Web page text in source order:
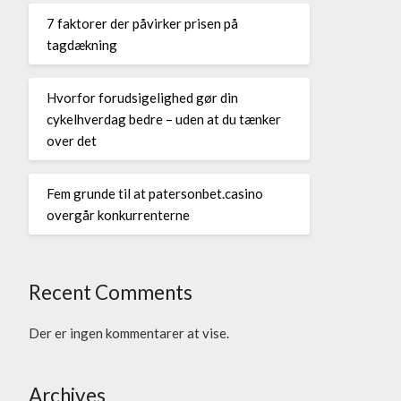
7 faktorer der påvirker prisen på
tagdækning
Hvorfor forudsigelighed gør din
cykelhverdag bedre – uden at du tænker
over det
Fem grunde til at patersonbet.casino
overgår konkurrenterne
Recent Comments
Der er ingen kommentarer at vise.
Archives